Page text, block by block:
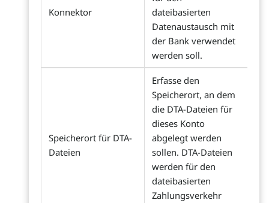
Konnektor
dateibasierten
Datenaustausch mit
der Bank verwendet
werden soll.
Speicherort für DTA-
Dateien
Erfasse den
Speicherort, an dem
die DTA-Dateien für
dieses Konto
abgelegt werden
sollen. DTA-Dateien
werden für den
dateibasierten
Zahlungsverkehr